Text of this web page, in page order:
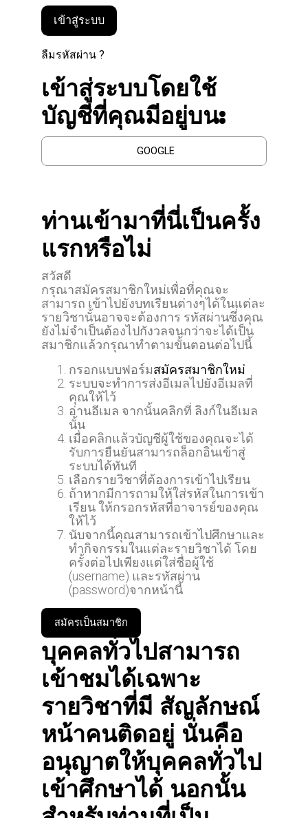
เข้าสู่ระบบ
ลืมรหัสผ่าน ?
เข้าสู่ระบบโดยใช้
บัญชีที่คุณมีอยู่บน:
GOOGLE
ท่านเข้ามาที่นี่เป็นครั้ง
แรกหรือไม่
สวัสดี
กรุณาสมัครสมาชิกใหม่เพื่อที่คุณจะ
สามารถ เข้าไปยังบทเรียนต่างๆได้ในแต่ละ
รายวิชานั้นอาจจะต้องการ รหัสผ่านซึ่งคุณ
ยังไม่จำเป็นต้องไปกังวลจนกว่าจะได้เป็น
สมาชิกแล้วกรุณาทำตามขั้นตอนต่อไปนี้
กรอกแบบฟอร์มสมัครสมาชิกใหม่
ระบบจะทำการส่งอีเมลไปยังอีเมลที่
คุณให้ไว้
อ่านอีเมล จากนั้นคลิกที่ ลิงก์ในอีเมล
นั้น
เมื่อคลิกแล้วบัญชีผู้ใช้ของคุณจะได้
รับการยืนยันสามารถล็อกอินเข้าสู่
ระบบได้ทันที
เลือกรายวิชาที่ต้องการเข้าไปเรียน
ถ้าหากมีการถามให้ใส่รหัสในการเข้า
เรียน ให้กรอกรหัสที่อาจารย์ของคุณ
ให้ไว้
นับจากนี้คุณสามารถเข้าไปศึกษาและ
ทำกิจกรรมในแต่ละรายวิชาได้ โดย
ครั้งต่อไปเพียงแต่ใส่ชื่อผู้ใช้
(username) และรหัสผ่าน
(password)จากหน้านี้
สมัครเป็นสมาชิก
บุคคลทั่วไปสามารถ
เข้าชมได้เฉพาะ
รายวิชาที่มี สัญลักษณ์
หน้าคนติดอยู่ นั่นคือ
อนุญาตให้บุคคลทั่วไป
เข้าศึกษาได้ นอกนั้น